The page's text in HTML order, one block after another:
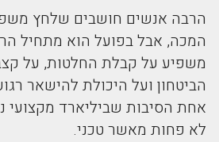
הרבה אנשים חושבים שלחץ
המכה, אבל בפועל הוא מתחיל
משפיע על קבלת החלטות, על
הביטחון ועל היכולת להישאר
אחת הסיבות שביליארד
לא פחות מאשר טכני.